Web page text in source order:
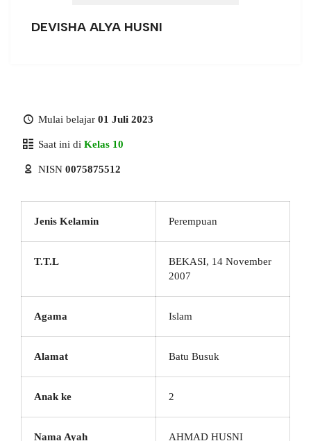
DEVISHA ALYA HUSNI
Mulai belajar 01 Juli 2023
Saat ini di Kelas 10
NISN 0075875512
Jenis Kelamin Perempuan
T.T.L
BEKASI, 14 November
2007
Agama Islam
Alamat Batu Busuk
Anak ke 2
Nama Ayah AHMAD HUSNI